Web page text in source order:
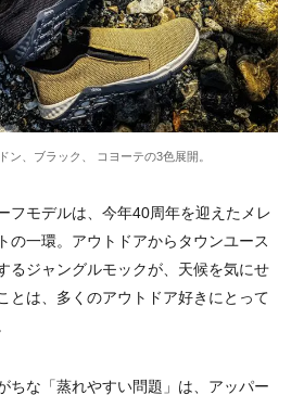
ン、ブラック、 コヨーテの3色展開。
フモデルは、今年40周年を迎えたメレ
の一環。アウトドアからタウンユース
るジャングルモックが、天候を気にせ
とは、多くのアウトドア好きにとって
ちな「蒸れやすい問題」は、アッパー